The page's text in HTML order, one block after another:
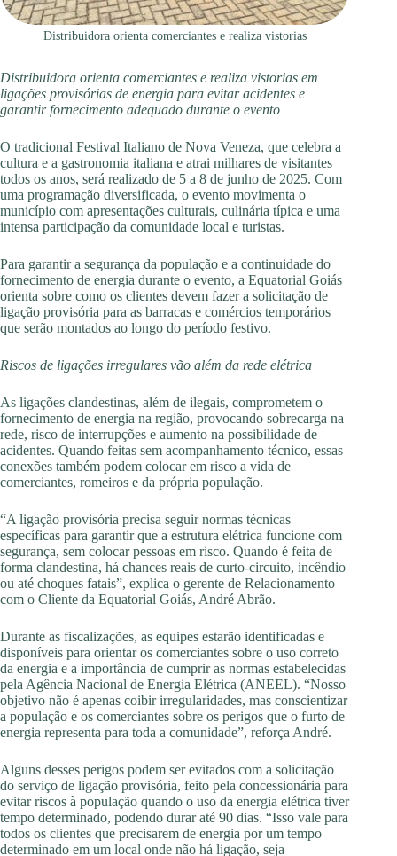
Distribuidora orienta comerciantes e realiza vistorias
Distribuidora orienta comerciantes e realiza vistorias em
ligações provisórias de energia para evitar acidentes e
garantir fornecimento adequado durante o evento
O tradicional Festival Italiano de Nova Veneza, que celebra a
cultura e a gastronomia italiana e atrai milhares de visitantes
todos os anos, será realizado de 5 a 8 de junho de 2025. Com
uma programação diversificada, o evento movimenta o
município com apresentações culturais, culinária típica e uma
intensa participação da comunidade local e turistas.
Para garantir a segurança da população e a continuidade do
fornecimento de energia durante o evento, a Equatorial Goiás
orienta sobre como os clientes devem fazer a solicitação de
ligação provisória para as barracas e comércios temporários
que serão montados ao longo do período festivo.
Riscos de ligações irregulares vão além da rede elétrica
As ligações clandestinas, além de ilegais, comprometem o
fornecimento de energia na região, provocando sobrecarga na
rede, risco de interrupções e aumento na possibilidade de
acidentes. Quando feitas sem acompanhamento técnico, essas
conexões também podem colocar em risco a vida de
comerciantes, romeiros e da própria população.
“A ligação provisória precisa seguir normas técnicas
específicas para garantir que a estrutura elétrica funcione com
segurança, sem colocar pessoas em risco. Quando é feita de
forma clandestina, há chances reais de curto-circuito, incêndio
ou até choques fatais”, explica o gerente de Relacionamento
com o Cliente da Equatorial Goiás, André Abrão.
Durante as fiscalizações, as equipes estarão identificadas e
disponíveis para orientar os comerciantes sobre o uso correto
da energia e a importância de cumprir as normas estabelecidas
pela Agência Nacional de Energia Elétrica (ANEEL). “Nosso
objetivo não é apenas coibir irregularidades, mas conscientizar
a população e os comerciantes sobre os perigos que o furto de
energia representa para toda a comunidade”, reforça André.
Alguns desses perigos podem ser evitados com a solicitação
do serviço de ligação provisória, feito pela concessionária para
evitar riscos à população quando o uso da energia elétrica tiver
tempo determinado, podendo durar até 90 dias. “Isso vale para
todos os clientes que precisarem de energia por um tempo
determinado em um local onde não há ligação, seja